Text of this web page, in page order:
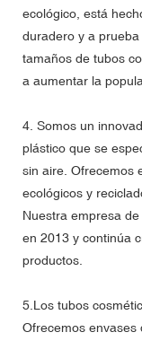
ecológico, está
duradero y a
tamaños de tubos
a aumentar la
4. Somos un
plástico que se
sin aire. Ofrecemos
ecológicos y
Nuestra empresa
en 2013 y continúa
productos.
5.Los tubos
Ofrecemos envases